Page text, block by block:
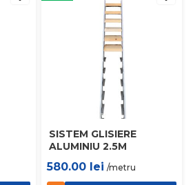
SISTEM GLISIERE
ALUMINIU 2.5M
580.00 lei /metru